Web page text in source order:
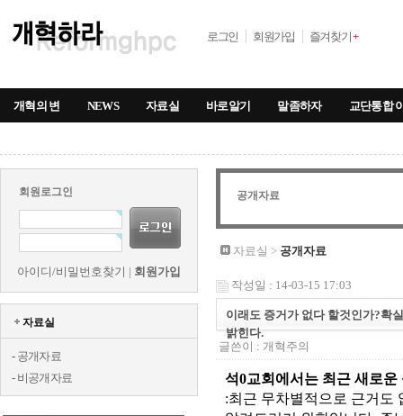
로그인 회원가입 즐겨찾기+
개혁의 변 NEWS 자료실 바로알기 말좀하자 교단통합
회원로그인
아이디/비밀번호찾기 | 회원가입
자료실
- 공개자료
- 비공개자료
공개자료
자료실 > 공개자료
작성일 : 14-03-15 17:03
이래도 증거가 없다 할것인가?확
밝힌다.
글쓴이 : 개혁주의
석0교회에서는 최근 새로
:최근 무차별적으로 근거도